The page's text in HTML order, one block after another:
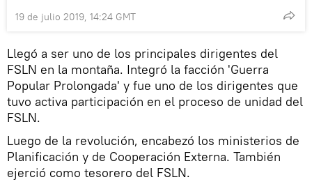
19 de julio 2019, 14:24 GMT
Llegó a ser uno de los principales dirigentes del
FSLN en la montaña. Integró la facción 'Guerra
Popular Prolongada' y fue uno de los dirigentes que
tuvo activa participación en el proceso de unidad del
FSLN.
Luego de la revolución, encabezó los ministerios de
Planificación y de Cooperación Externa. También
ejerció como tesorero del FSLN.